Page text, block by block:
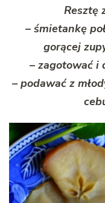
Resztę
– śmietankę
gorącej
– zagotować i
– podawać z